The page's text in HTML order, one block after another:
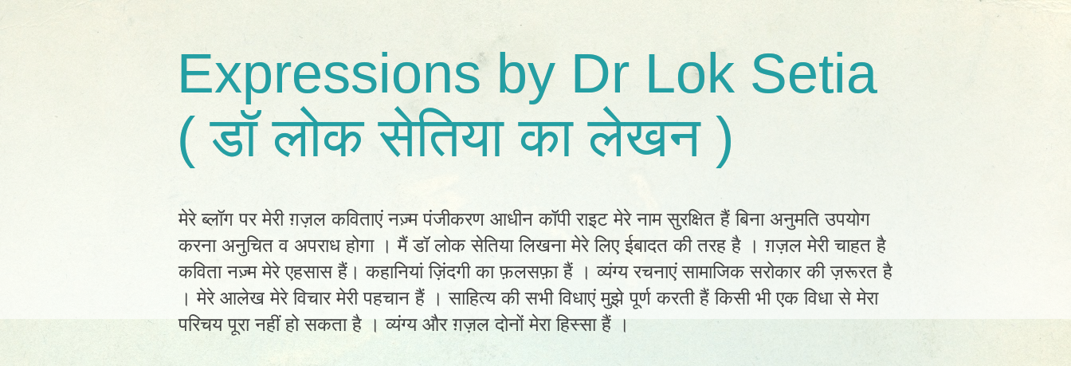
Expressions by Dr Lok Setia
( डॉ लोक सेतिया का लेखन )
मेरे ब्लॉग पर मेरी ग़ज़ल कविताएं नज़्म पंजीकरण आधीन कॉपी राइट मेरे नाम सुरक्षित हैं बिना अनुमति उपयोग
करना अनुचित व अपराध होगा । मैं डॉ लोक सेतिया लिखना मेरे लिए ईबादत की तरह है । ग़ज़ल मेरी चाहत है
कविता नज़्म मेरे एहसास हैं। कहानियां ज़िंदगी का फ़लसफ़ा हैं । व्यंग्य रचनाएं सामाजिक सरोकार की ज़रूरत है
। मेरे आलेख मेरे विचार मेरी पहचान हैं । साहित्य की सभी विधाएं मुझे पूर्ण करती हैं किसी भी एक विधा से मेरा
परिचय पूरा नहीं हो सकता है । व्यंग्य और ग़ज़ल दोनों मेरा हिस्सा हैं ।